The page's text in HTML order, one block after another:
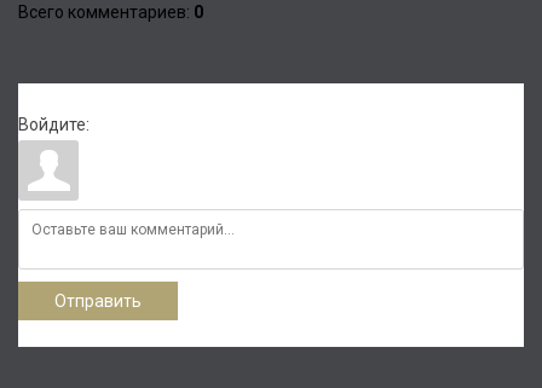
Всего комментариев: 0
Войдите:
Отправить